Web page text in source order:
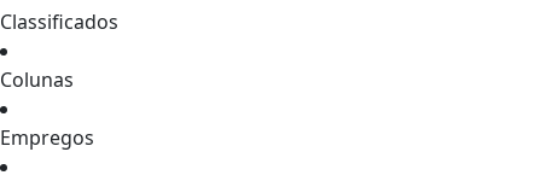
Classificados
Colunas
Empregos